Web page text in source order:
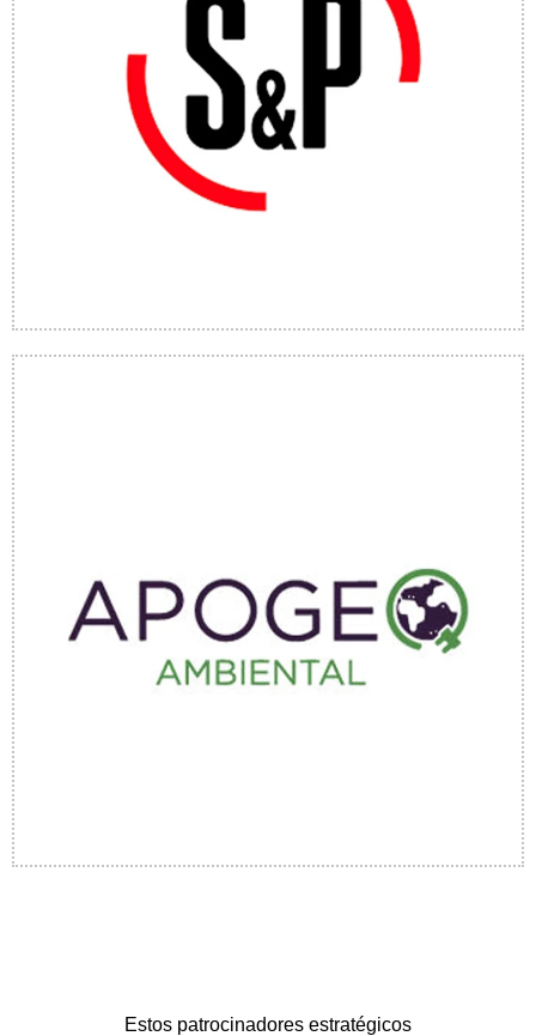
Estos patrocinadores estratégicos